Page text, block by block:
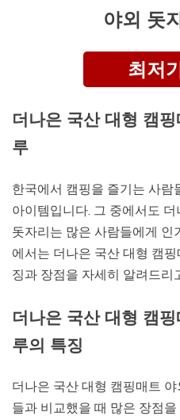
야외 돗
최저
더나은 국산 대형 캠
루
한국에서 캠핑을 즐기는 사
아이템입니다. 그 중에서도
돗자리는 많은 사람들에게 인
에서는 더나은 국산 대형 캠
징과 장점을 자세히 알려드리
더나은 국산 대형 캠
루의 특징
더나은 국산 대형 캠핑매트
들과 비교했을 때 많은 장점